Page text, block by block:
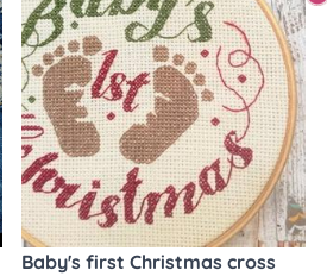
Baby's first Christmas cross